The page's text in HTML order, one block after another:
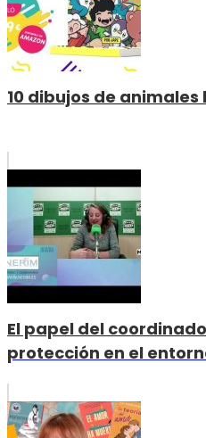
10 dibujos de
El papel del
protección en el